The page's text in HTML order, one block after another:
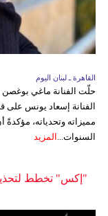
القاهرة ـ لبنان اليوم
حلّت الفنانة ماغي بوغصن
مميزاته وتحدياته،
السنوات... المزيد
"إكس" تخطط